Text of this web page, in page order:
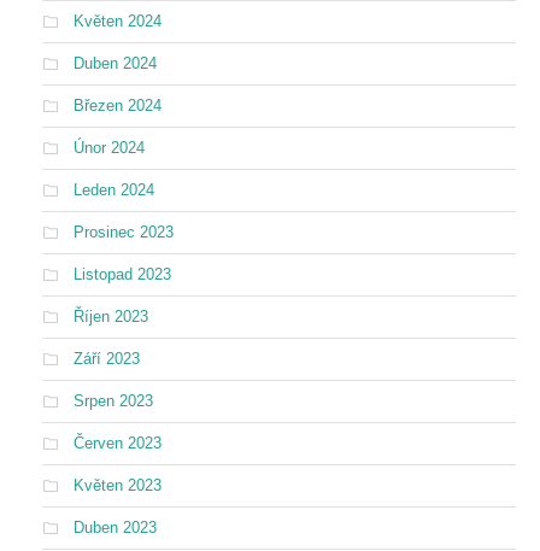
Květen 2024
Duben 2024
Březen 2024
Únor 2024
Leden 2024
Prosinec 2023
Listopad 2023
Říjen 2023
Září 2023
Srpen 2023
Červen 2023
Květen 2023
Duben 2023